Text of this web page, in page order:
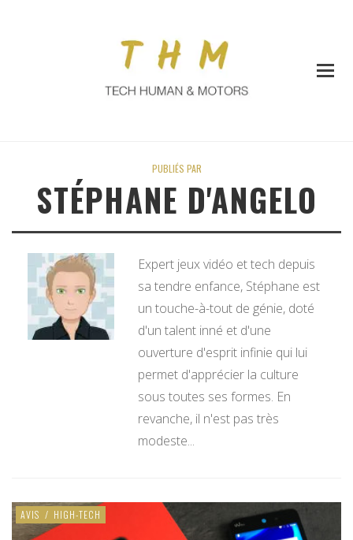
PUBLIÉS PAR
STÉPHANE D'ANGELO
Expert jeux vidéo et tech depuis
sa tendre enfance, Stéphane est
un touche-à-tout de génie, doté
d'un talent inné et d'une
ouverture d'esprit infinie qui lui
permet d'apprécier la culture
sous toutes ses formes. En
revanche, il n'est pas très
modeste...
AVIS / HIGH-TECH